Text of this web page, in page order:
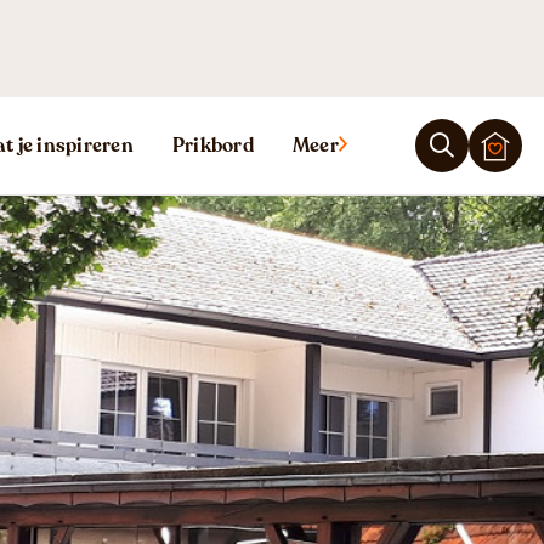
je inspireren Prikbord Meer
Ligging Reviews